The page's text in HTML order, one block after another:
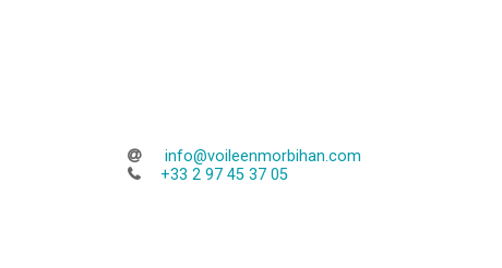
info@voileenmorbihan.com
+33 2 97 45 37 05